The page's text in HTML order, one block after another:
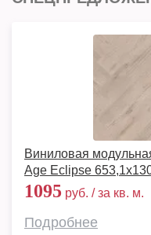
Виниловая
Age Eclipse
1095 руб. / за кв. м.
Подробнее